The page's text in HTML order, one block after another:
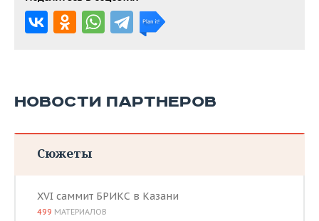
НОВОСТИ ПАРТНЕРОВ
Сюжеты
XVI саммит БРИКС в Казани
499 МАТЕРИАЛОВ